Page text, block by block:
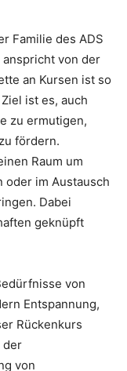
Familie des ADS
von der
an Kursen ist so
ist es, auch
zu ermutigen,
fördern.
Raum um
oder im Austausch
Dabei
geknüpft
von
Entspannung,
Rückenkurs
der
von